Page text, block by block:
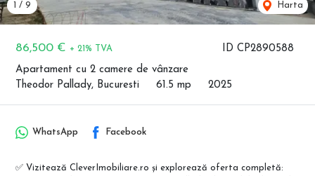
ID CP2890588
86,500 € + 21% TVA
Apartament cu 2 camere de vânzare
Theodor Pallady, Bucuresti
61.5 mp 2025
1 / 9 Harta
WhatsApp Facebook
✅ Vizitează CleverImobiliare.ro și explorează oferta completă: